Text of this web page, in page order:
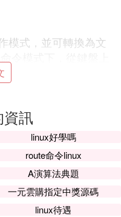
模式，並可轉換為文
令來解釋，而不會在
合法的vi命令，則vi
命令模式下輸入i、a
時輸入的任何字元都
。按Esc鍵可從文本
訊
linux好學嗎
route命令linux
A演算法典題
一元雲購指定中獎源碼
linux待遇